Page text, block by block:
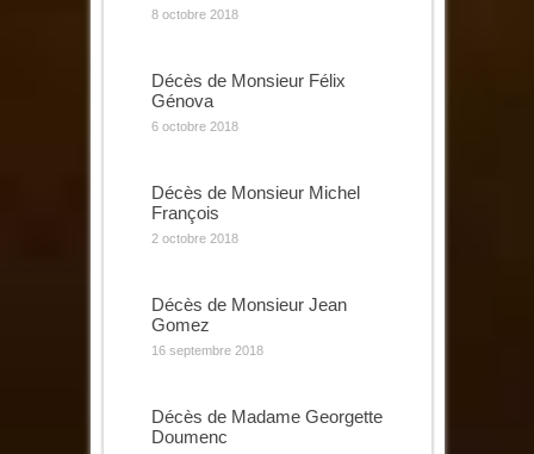
8 octobre 2018
Décès de Monsieur Félix
Génova
6 octobre 2018
Décès de Monsieur Michel
François
2 octobre 2018
Décès de Monsieur Jean
Gomez
16 septembre 2018
Décès de Madame Georgette
Doumenc